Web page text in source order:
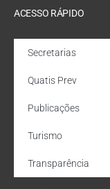
ACESSO RÁPIDO
Secretarias
Quatis Prev
Publicações
Turismo
Transparência